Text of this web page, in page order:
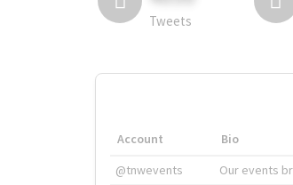
Tweets
Account Bio
@tnwevents
Our events